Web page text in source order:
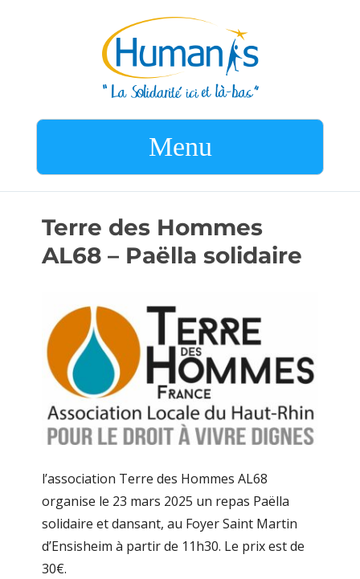
Menu
Terre des Hommes
AL68 – Paëlla solidaire
l’association Terre des Hommes AL68
organise le 23 mars 2025 un repas Paëlla
solidaire et dansant, au Foyer Saint Martin
d’Ensisheim à partir de 11h30. Le prix est de
30€.